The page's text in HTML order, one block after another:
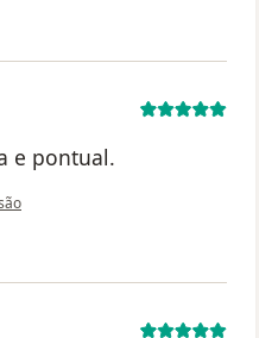
e pontual.
utilizador Michelly Machado